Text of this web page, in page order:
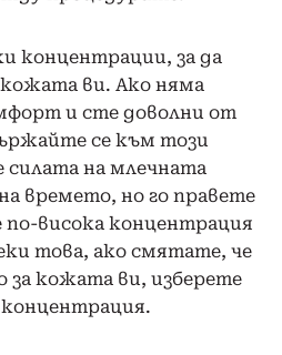
концентрации, за да
ви. Ако няма
и сте доволни от
се към този
на млечната
времето, но го правете
висока концентрация
това, ако смятате, че
за кожата ви, изберете